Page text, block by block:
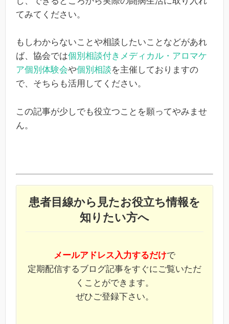
てみてください。
もしわからないことや相談したいことなどがあれ
ば、協会では個別相談付きメディカル・アロマケ
ア個別体験会や個別相談を主催しておりますの
で、そちらも活用してください。
この記事が少しでも役立つことを願ってやみませ
ん。
患者目線から見たお役立ち情報を
知りたい方へ
メールアドレス入力するだけで
定期配信するブログ記事をすぐにご覧いただ
くことができます。
ぜひご登録下さい。